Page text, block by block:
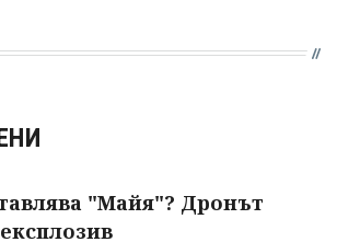
"Майя"? Дронът